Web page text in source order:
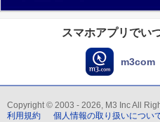
スマホアプリでい
m3com
Copyright © 2003 - 2026, M3 Inc All
利用規約
個人情報の取り扱いについ